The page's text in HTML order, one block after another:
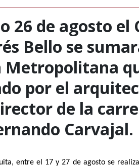
26 de agosto el
Bello se
Metropolitana
por el
de la
Carvajal.
entre el 17 y 27 de agosto se